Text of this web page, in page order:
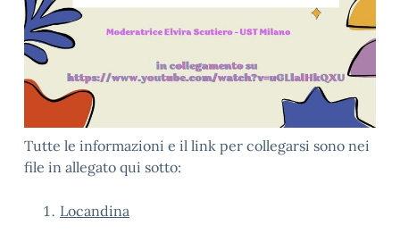
Tutte le informazioni e il link per collegarsi sono nei
file in allegato qui sotto:
Locandina